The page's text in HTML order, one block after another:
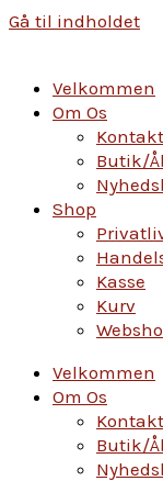
Gå til indholdet
Velkommen
Om Os
Kontakt
Butik/
Shop
Kasse
Kurv
Velkommen
Om Os
Kontakt
Butik/